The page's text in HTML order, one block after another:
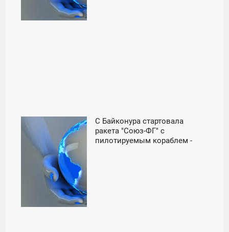
С Байконура стартовала
ракета "Союз-ФГ" с
пилотируемым кораблем -